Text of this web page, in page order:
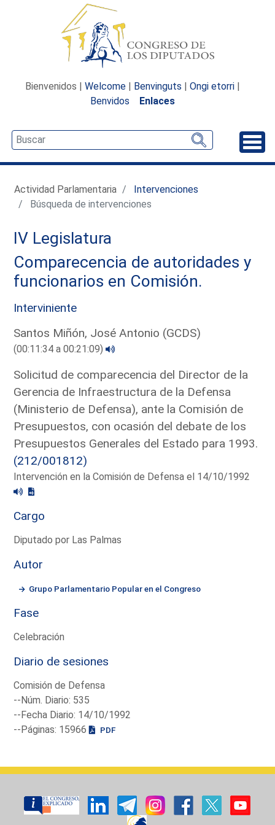
Bienvenidos | Welcome | Benvinguts | Ongi etorri |
Benvidos
Enlaces
Actividad Parlamentaria
Intervenciones
Búsqueda de intervenciones
IV Legislatura
Comparecencia de autoridades y
funcionarios en Comisión.
Interviniente
Santos Miñón, José Antonio (GCDS)
(00:11:34 a 00:21:09)
Solicitud de comparecencia del Director de la
Gerencia de Infraestructura de la Defensa
(Ministerio de Defensa), ante la Comisión de
Presupuestos, con ocasión del debate de los
Presupuestos Generales del Estado para 1993.
(212/001812)
Intervención en la Comisión de Defensa el 14/10/1992
Cargo
Diputado por Las Palmas
Autor
Grupo Parlamentario Popular en el Congreso
Fase
Celebración
Diario de sesiones
Comisión de Defensa
--Núm. Diario: 535
--Fecha Diario: 14/10/1992
--Páginas: 15966
PDF